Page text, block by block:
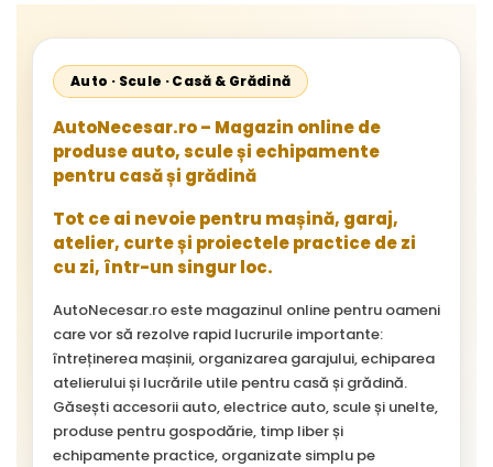
Auto · Scule · Casă & Grădină
AutoNecesar.ro – Magazin online de
produse auto, scule și echipamente
pentru casă și grădină
Tot ce ai nevoie pentru mașină, garaj,
atelier, curte și proiectele practice de zi
cu zi, într-un singur loc.
AutoNecesar.ro este magazinul online pentru oameni
care vor să rezolve rapid lucrurile importante:
întreținerea mașinii, organizarea garajului, echiparea
atelierului și lucrările utile pentru casă și grădină.
Găsești accesorii auto, electrice auto, scule și unelte,
produse pentru gospodărie, timp liber și
echipamente practice, organizate simplu pe